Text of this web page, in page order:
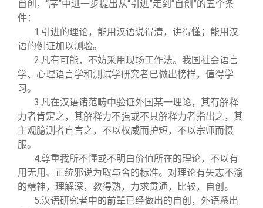
自创，“序”中进一步提出从“引进”走到“自创”的五个条
件：
1. 引进的理论，能用汉语说得清，讲得懂；能用汉
语的例证加以测验。
2. 凡有可能，不妨采用现场工作法。我国社会语言
学、心理语言学和测试学研究者已做出榜样，值得学
习。
3. 凡在汉语诸范畴中验证外国某一理论，其有解释
力者肯定之，其解释力不强或不具解释力者指出之，其
主观臆测者直言之，不以权威而护短，不以宗师而慑
服。
4.尊重我所不懂或不明白价值所在的理论，不以有
用无用、正统邪说为取与舍的标准。对理论有矢志不渝
的精神，理解深，教得熟，力求贯通，比较，自创。
5. 汉语研究者中的前辈已经做出的自创，外语系出